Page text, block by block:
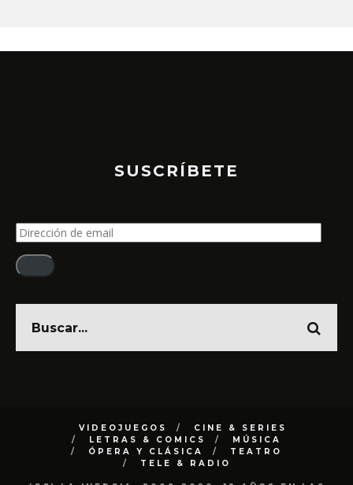
SUSCRÍBETE
Dirección
de
email
VIDEOJUEGOS
CINE & SERIES
LETRAS & COMICS
MÚSICA
ÓPERA Y CLÁSICA
TEATRO
TELE & RADIO